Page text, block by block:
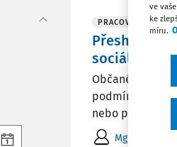
PRACOVNÍ SITUACE
sociálního
Občané
podmínek, za
nebo po
Mgr. et Mgr.
ve
ke
míru.